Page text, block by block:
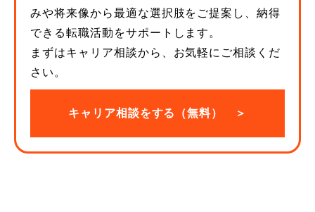
みや将来像から最適な選択肢をご提案し、納得
できる転職活動をサポートします。
まずはキャリア相談から、お気軽にご相談くだ
さい。
キャリア相談をする（無料） ＞